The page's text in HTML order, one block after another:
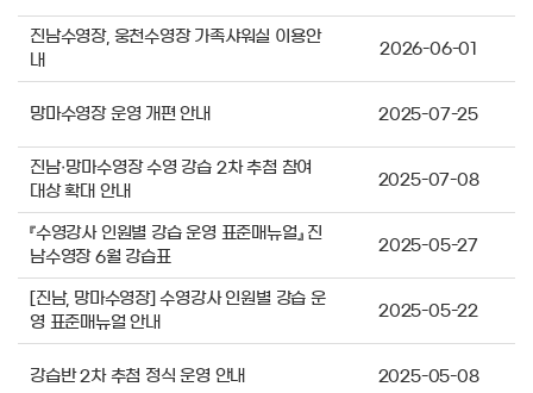
진남수영장, 웅천수영장 가족샤워실 이용안
내
2026-06-01
망마수영장 운영 개편 안내 2025-07-25
진남·망마수영장 수영 강습 2차 추첨 참여
대상 확대 안내
2025-07-08
『수영강사 인원별 강습 운영 표준매뉴얼』 진
남수영장 6월 강습표
2025-05-27
[진남, 망마수영장] 수영강사 인원별 강습 운
영 표준매뉴얼 안내
2025-05-22
강습반 2차 추첨 정식 운영 안내 2025-05-08